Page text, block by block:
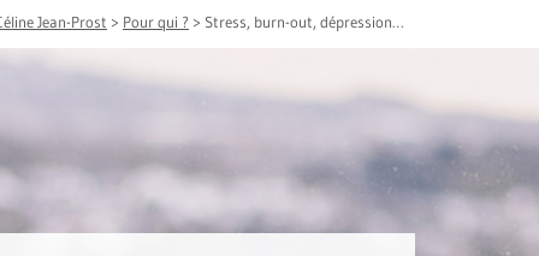
Jean-Prost > Pour qui ? > Stress, burn-out, dépression…